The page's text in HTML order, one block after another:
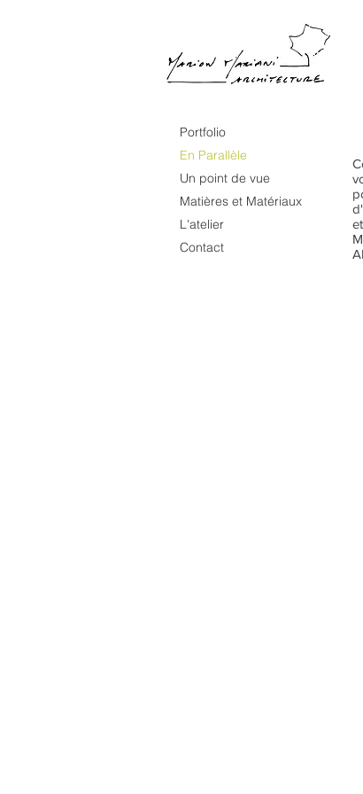
Portfolio
En Parallèle
Un point de vue
Matières et Matériaux
L'atelier
Contact